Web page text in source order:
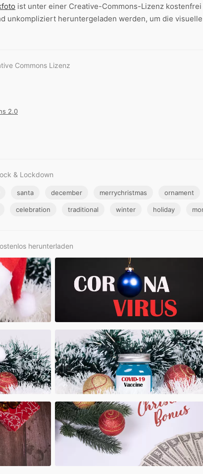
ist unter einer Creative-Commons-Lizenz
unkompliziert heruntergeladen werden, um die visuelle
Commons Lizenz
2.0
& Lockdown
santa december merrychristmas ornament
celebration traditional winter holiday
herunterladen